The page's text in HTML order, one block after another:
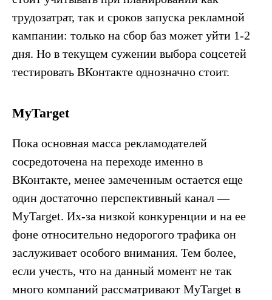
трудозатрат, так и сроков запуска рекламной
кампании: только на сбор баз может уйти 1-2
дня. Но в текущем сужении выбора соцсетей
тестировать ВКонтакте однозначно стоит.
MyTarget
Пока основная масса рекламодателей
сосредоточена на переходе именно в
ВКонтакте, менее замеченным остается еще
один достаточно перспективный канал —
MyTarget. Их-за низкой конкуренции и на ее
фоне относительно недорогого трафика он
заслуживает особого внимания. Тем более,
если учесть, что на данный момент не так
много компаний рассматривают MyTarget в